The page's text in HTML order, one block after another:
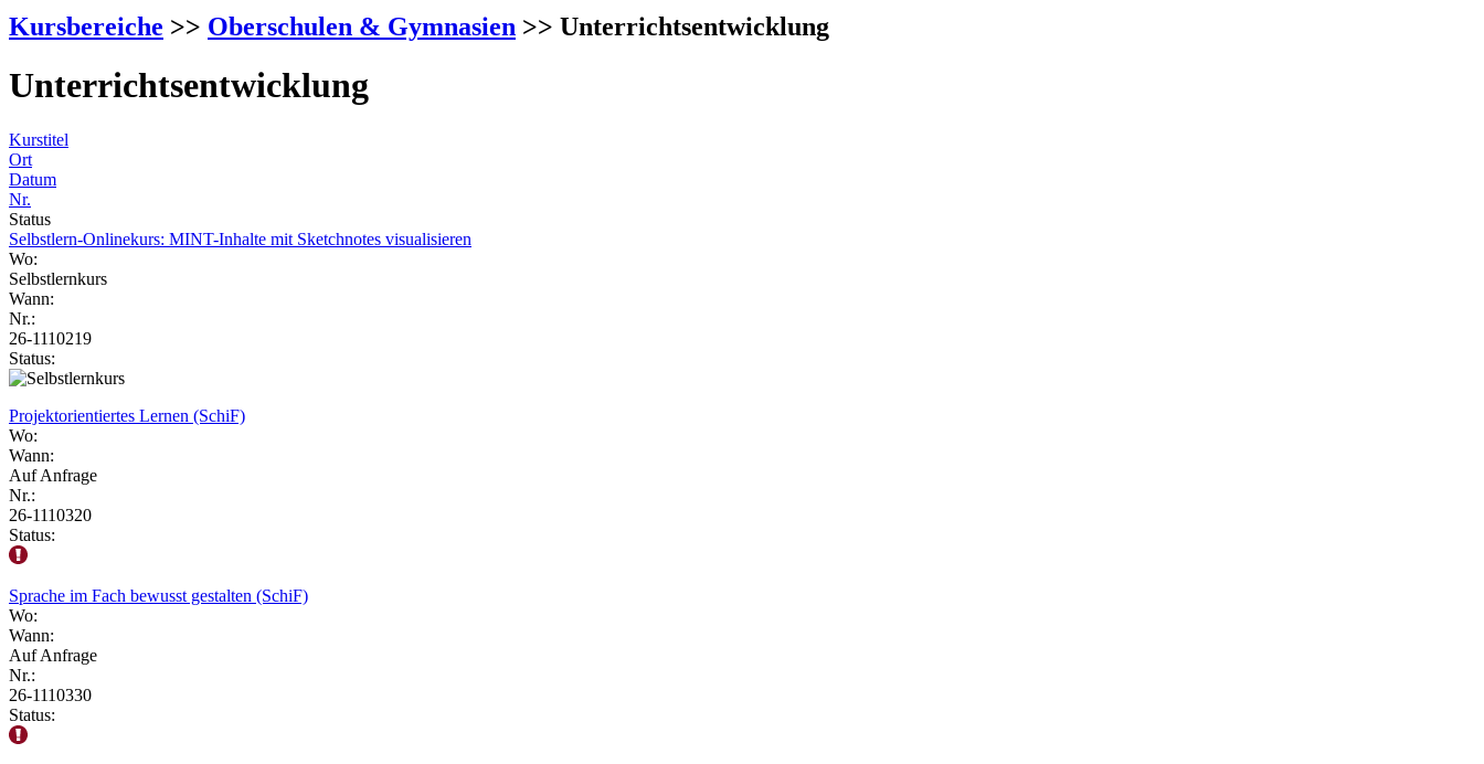
Kursbereiche >> Oberschulen & Gymnasien >> Unterrichtsentwicklung
Unterrichtsentwicklung
Kurstitel
Ort
Datum
Nr.
Status
Selbstlern-Onlinekurs: MINT-Inhalte mit Sketchnotes visualisieren
Wo:
Selbstlernkurs
Wann:
Nr.:
26-1110219
Status:
Projektorientiertes Lernen (SchiF)
Wo:
Wann:
Auf Anfrage
Nr.:
26-1110320
Status:
Sprache im Fach bewusst gestalten (SchiF)
Wo:
Wann:
Auf Anfrage
Nr.:
26-1110330
Status: